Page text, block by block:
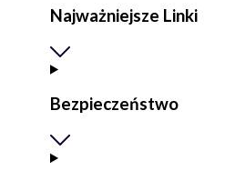
Najważniejsze Linki
Bezpieczeństwo